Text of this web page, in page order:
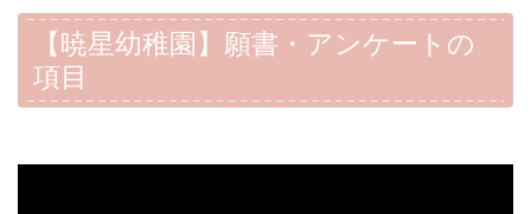
【暁星幼稚園】願書・アンケートの
項目